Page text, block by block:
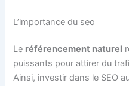
L’importance du seo
Le référencement naturel
puissants pour attirer du
Ainsi, investir dans le SEO